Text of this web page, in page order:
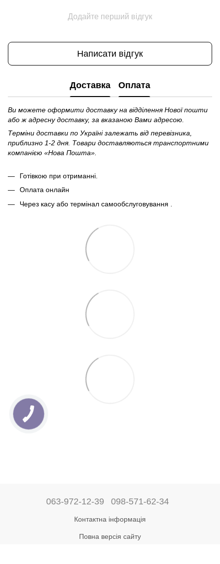
Додайте перший відгук
Написати відгук
Доставка Оплата
Ви можете оформити доставку на відділення Нової пошти
або ж адресну доставку, за вказаною Вами адресою.
Терміни доставки по Україні залежать від перевізника,
приблизно 1-2 дня. Товари доставляються транспортними
компанією «Нова Пошта».
Готівкою при отриманні.
Оплата онлайн
Через касу або термінал самообслуговування .
063-972-12-39 098-571-62-34
Контактна інформація
Повна версія сайту